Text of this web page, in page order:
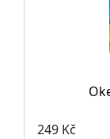
249 Kč